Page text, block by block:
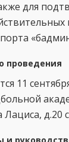
для
проведения
11
д.20